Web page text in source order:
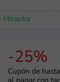
Hiraoka
-25%
Cupón de